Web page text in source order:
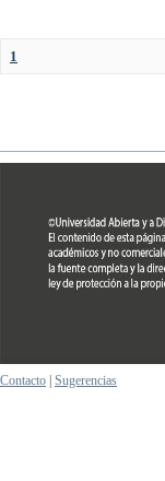
1
Contacto Sugerencias